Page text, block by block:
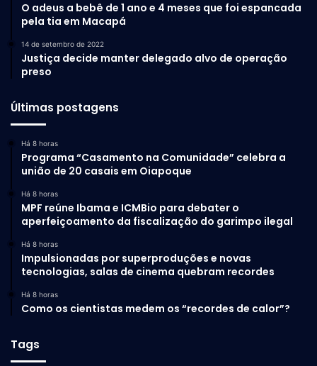
O adeus a bebê de 1 ano e 4 meses que foi espancada
pela tia em Macapá
14 de setembro de 2022
Justiça decide manter delegado alvo de operação
preso
Últimas postagens
Há 8 horas
Programa “Casamento na Comunidade” celebra a
união de 20 casais em Oiapoque
Há 8 horas
MPF reúne Ibama e ICMBio para debater o
aperfeiçoamento da fiscalização do garimpo ilegal
Há 8 horas
Impulsionadas por superproduções e novas
tecnologias, salas de cinema quebram recordes
Há 8 horas
Como os cientistas medem os “recordes de calor”?
Tags